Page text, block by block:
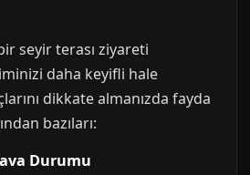
seyir terası ziyareti
daha keyifli hale
dikkate almanızda fayda
bazıları:
Durumu